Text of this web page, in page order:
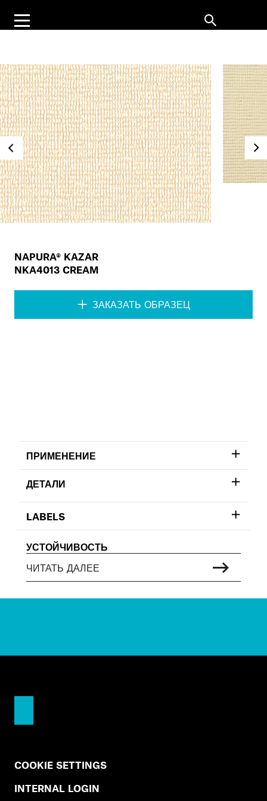
NAPURA® KAZAR
NKA4013 CREAM
ЗАКАЗАТЬ ОБРАЗЕЦ
ПРИМЕНЕНИЕ
ДЕТАЛИ
LABELS
УСТОЙЧИВОСТЬ
ЧИТАТЬ ДАЛЕЕ
COOKIE SETTINGS
INTERNAL LOGIN